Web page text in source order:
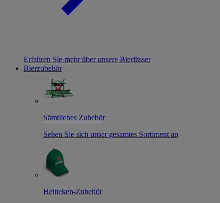
Erfahren Sie mehr über unsere Bierfässer
Bierzubehör
Sämtliches Zubehör
Sehen Sie sich unser gesamtes Sortiment an
Heineken-Zubehör